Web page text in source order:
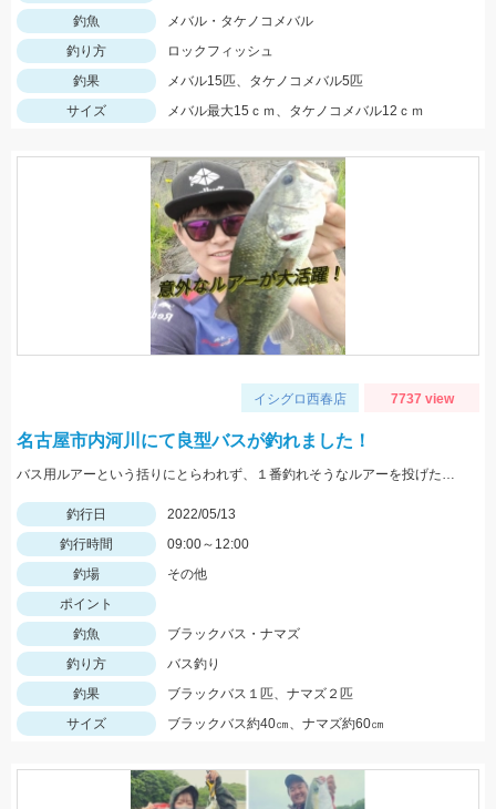
釣魚
メバル・タケノコメバル
釣り方
ロックフィッシュ
釣果
メバル15匹、タケノコメバル5匹
サイズ
メバル最大15ｃｍ、タケノコメバル12ｃｍ
イシグロ西春店 7737 view
名古屋市内河川にて良型バスが釣れました！
バス用ルアーという括りにとらわれず、１番釣れそうなルアーを投げたら釣れました！
釣行日
2022/05/13
釣行時間
09:00～12:00
釣場
その他
ポイント
釣魚
ブラックバス・ナマズ
釣り方
バス釣り
釣果
ブラックバス１匹、ナマズ２匹
サイズ
ブラックバス約40㎝、ナマズ約60㎝